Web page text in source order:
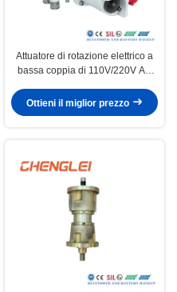
Attuatore di rotazione elettrico a
bassa coppia di 110V/220V AC
per il controllo delle valvole
Ottieni il miglior prezzo